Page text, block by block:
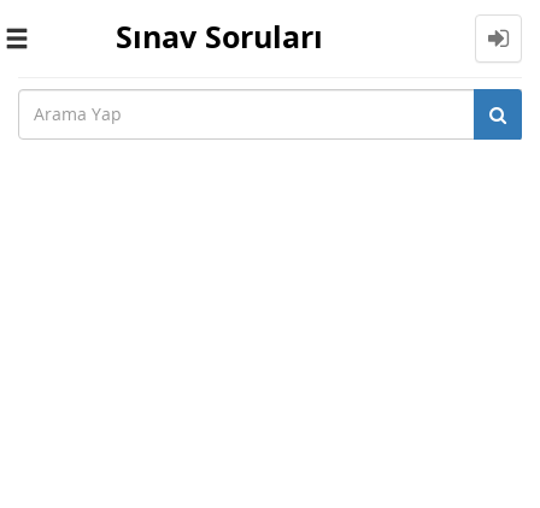
Toggle
Sınav Soruları